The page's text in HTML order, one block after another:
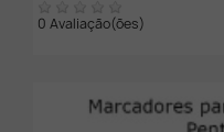
0 Avaliação(ões)